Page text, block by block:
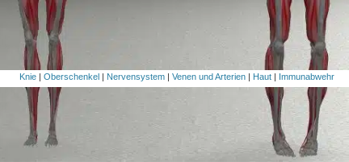
Knie| Oberschenkel Nervensystem| Venen und Arterien| Haut| Immunabwehr